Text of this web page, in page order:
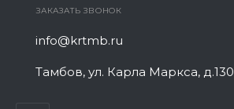
ЗАКАЗАТЬ ЗВОНОК
info@krtmb.ru
Тамбов, ул. Карла Маркса, д.130